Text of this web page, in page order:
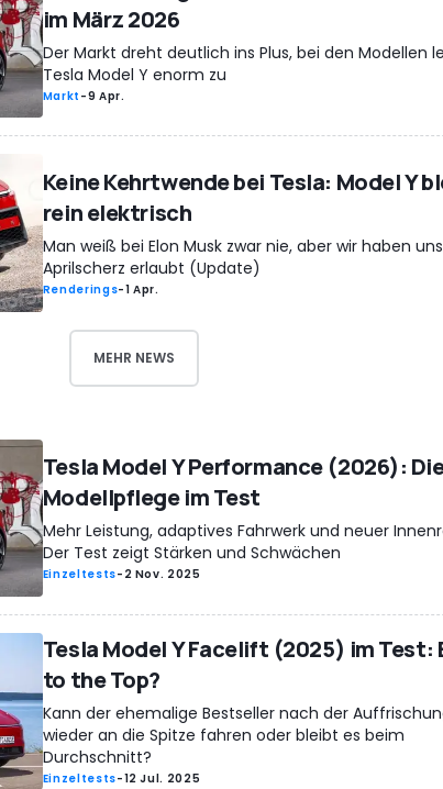
im März 2026
Der Markt dreht deutlich ins Plus, bei den Modellen
Tesla Model Y enorm zu
Markt -9 Apr.
Keine Kehrtwende bei Tesla: Model Y
rein elektrisch
Man weiß bei Elon Musk zwar nie, aber wir haben
Aprilscherz erlaubt (Update)
Renderings-1 Apr.
MEHR NEWS
Tesla Model Y Performance (2026):
Modellpflege im Test
Mehr Leistung, adaptives Fahrwerk und neuer
Der Test zeigt Stärken und Schwächen
Einzeltests- 2 Nov. 2025
Tesla Model Y Facelift (2025) im Test:
to the Top?
Kann der ehemalige Bestseller nach der
wieder an die Spitze fahren oder bleibt es beim
Durchschnitt?
Einzeltests-12 Jul. 2025